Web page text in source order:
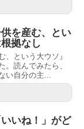
供を産む、とい
拠なし
、という大ウソ』
。読んでみたら、
い自分の主...
いね！」がど